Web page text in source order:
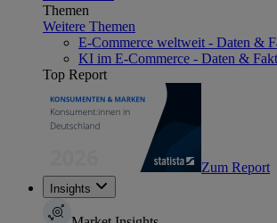
Themen
Weitere Themen
E-Commerce weltweit - Daten &
KI im E-Commerce - Daten &
Top Report
Zum Report
Insights